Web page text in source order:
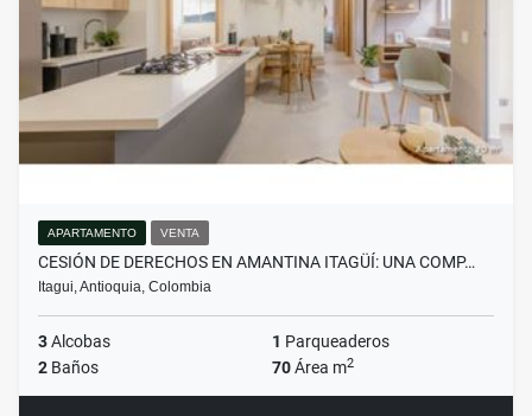
APARTAMENTO VENTA
CESIÓN DE DERECHOS EN AMANTINA ITAGÜÍ: UNA COMP…
Itagui, Antioquia, Colombia
3Alcobas 1 Parqueaderos
2 Baños 70Área m2